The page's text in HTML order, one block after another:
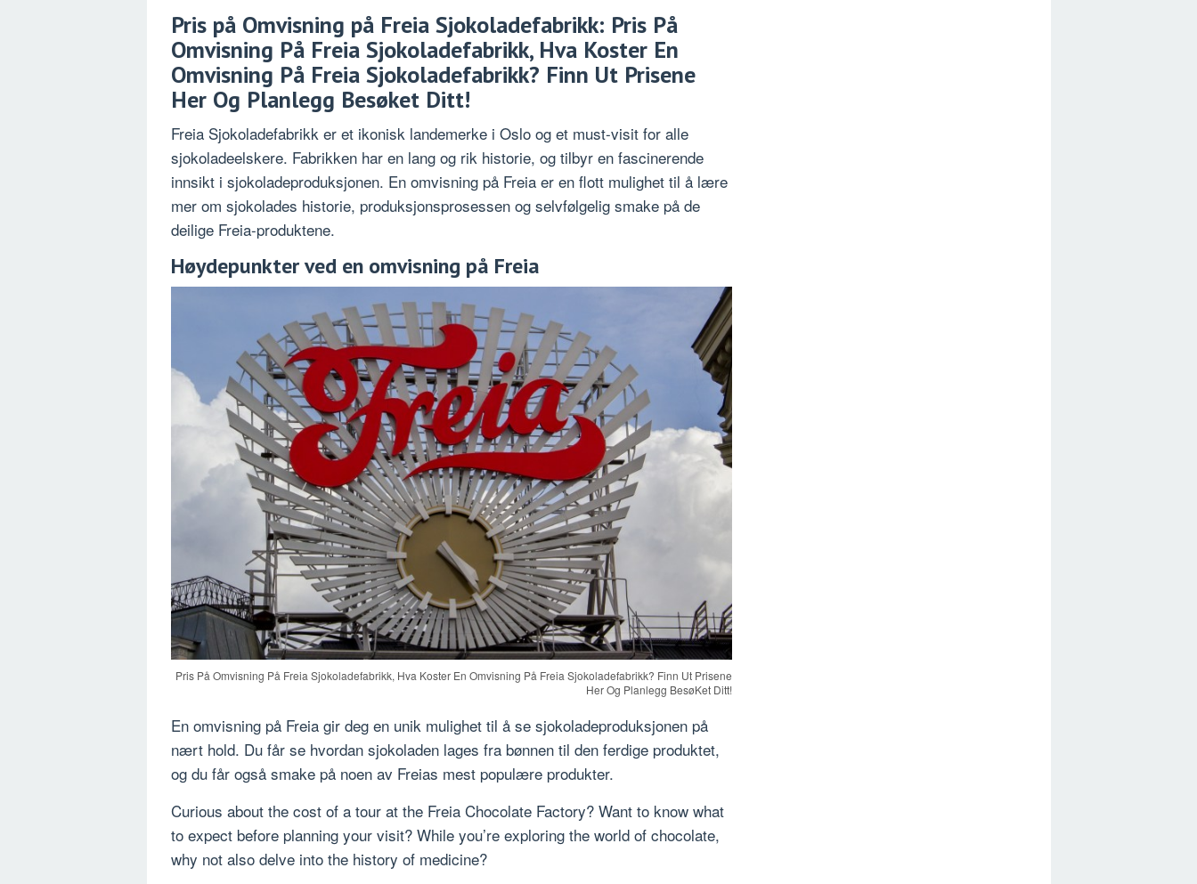
Pris på Omvisning på Freia Sjokoladefabrikk: Pris På
Omvisning På Freia Sjokoladefabrikk, Hva Koster En
Omvisning På Freia Sjokoladefabrikk? Finn Ut Prisene
Her Og Planlegg Besøket Ditt!
Freia Sjokoladefabrikk er et ikonisk landemerke i Oslo og et must-visit for alle
sjokoladeelskere. Fabrikken har en lang og rik historie, og tilbyr en fascinerende
innsikt i sjokoladeproduksjonen. En omvisning på Freia er en flott mulighet til å lære
mer om sjokolades historie, produksjonsprosessen og selvfølgelig smake på de
deilige Freia-produktene.
Høydepunkter ved en omvisning på Freia
Pris På Omvisning På Freia Sjokoladefabrikk, Hva Koster En Omvisning På Freia Sjokoladefabrikk? Finn Ut Prisene
Her Og Planlegg BesøKet Ditt!
En omvisning på Freia gir deg en unik mulighet til å se sjokoladeproduksjonen på
nært hold. Du får se hvordan sjokoladen lages fra bønnen til den ferdige produktet,
og du får også smake på noen av Freias mest populære produkter.
Curious about the cost of a tour at the Freia Chocolate Factory? Want to know what
to expect before planning your visit? While you’re exploring the world of chocolate,
why not also delve into the history of medicine?